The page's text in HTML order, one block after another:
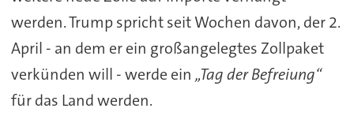
werden. Trump spricht seit Wochen davon, der 2.
April - an dem er ein großangelegtes Zollpaket
verkünden will - werde ein „Tag der Befreiung“
für das Land werden.